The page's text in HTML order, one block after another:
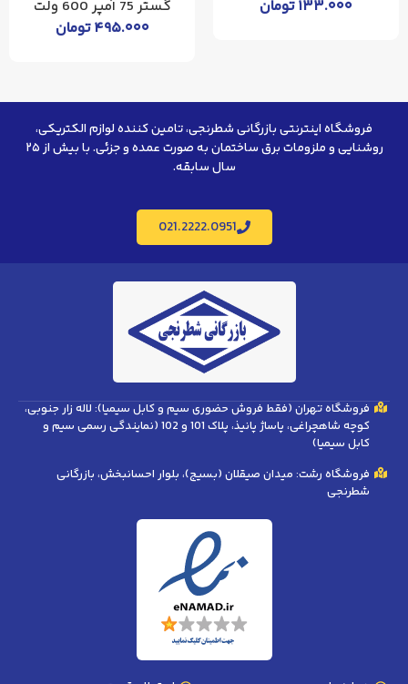
۱۳۳.۰۰۰تومان
گستر 75 آمپر 600 ولت
۴۹۵.۰۰۰تومان
فروشگاه اینترنتی بازرگانی شطرنجی، تامین کننده لوازم الکتریکی،
روشنایی و ملزومات برق ساختمان به صورت عمده و جزئی. با بیش از ۲۵
سال سابقه.
021.2222.0951
فروشگاه تهران (فقط فروش حضوری سیم و کابل سیمیا): لاله زار جنوبی،
کوچه شاهچراغی، پاساژ پانیذ، پلاک 101 و 102 (نمایندگی رسمی سیم و
کابل سیمیا)
فروشگاه رشت: میدان صیقلان (بسیج)، بلوار احسانبخش، بازرگانی
شطرنجی